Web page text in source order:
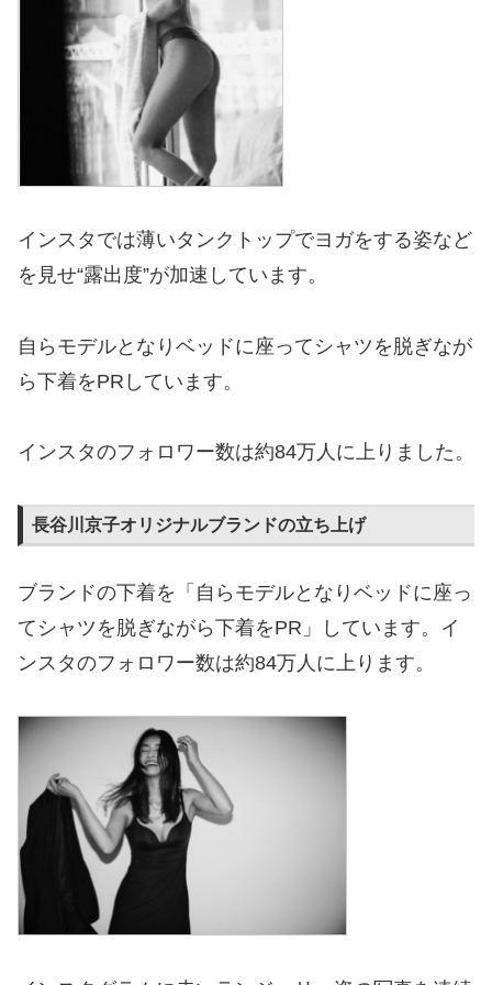
インスタでは薄いタンクトップでヨガをする姿など
を見せ“露出度”が加速しています。
自らモデルとなりベッドに座ってシャツを脱ぎなが
ら下着をPRしています。
インスタのフォロワー数は約84万人に上りました。
長谷川京子オリジナルブランドの立ち上げ
ブランドの下着を「自らモデルとなりベッドに座っ
てシャツを脱ぎながら下着をPR」しています。イ
ンスタのフォロワー数は約84万人に上ります。